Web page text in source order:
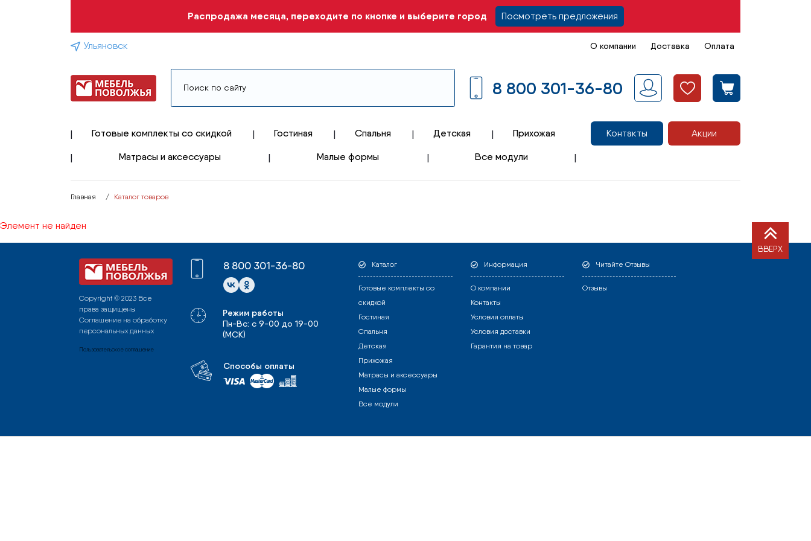
Распродажа месяца, переходите по кнопке и выберите город Посмотреть предложения
Ульяновск О компании Доставка Оплата
8 800 301-36-80
Готовые комплекты со скидкой Гостиная Спальня Детская Прихожая
Матрасы и аксессуары Малые формы Все модули
Контакты Акции
Главная Каталог товаров
Элемент не найден
Copyright © 2023 Все
права защищены
Соглашение на обработку
персональных данных
Пользовательское соглашение
8 800 301-36-80
Режим работы
Пн-Вс: с 9-00 до 19-00
(МСК)
Способы оплаты
Каталог
Готовые комплекты со
скидкой
Гостиная
Спальня
Детская
Прихожая
Матрасы и аксессуары
Малые формы
Все модули
Информация
О компании
Контакты
Условия оплаты
Условия доставки
Гарантия на товар
Читайте Отзывы
Отзывы
ВВЕРХ